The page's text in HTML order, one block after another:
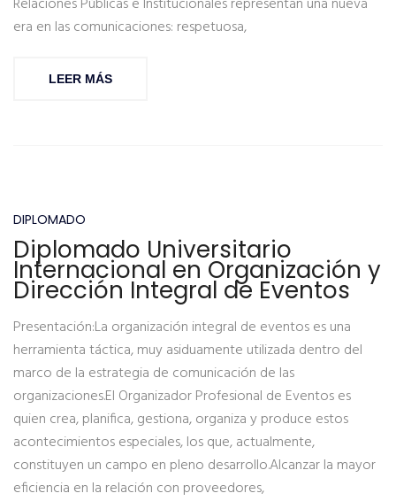
era en las comunicaciones: respetuosa,
LEER MÁS
DIPLOMADO
Diplomado Universitario
Internacional en Organización y
Dirección Integral de Eventos
Presentación:La organización integral de eventos es una
herramienta táctica, muy asiduamente utilizada dentro del
marco de la estrategia de comunicación de las
organizaciones.El Organizador Profesional de Eventos es
quien crea, planifica, gestiona, organiza y produce estos
acontecimientos especiales, los que, actualmente,
constituyen un campo en pleno desarrollo.Alcanzar la mayor
eficiencia en la relación con proveedores,